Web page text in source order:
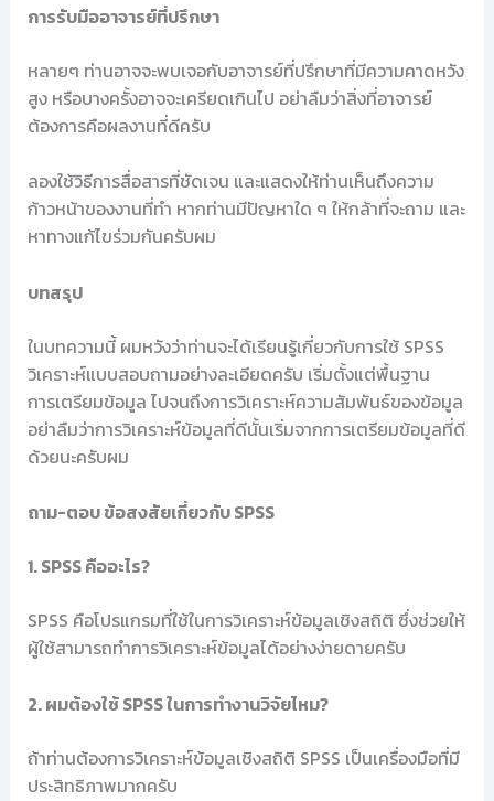
การรับมืออาจารย์ที่ปรึกษา
หลายๆ ท่านอาจจะพบเจอกับอาจารย์ที่ปรึกษาที่มีความคาดหวัง
สูง หรือบางครั้งอาจจะเครียดเกินไป อย่าลืมว่าสิ่งที่อาจารย์
ต้องการคือผลงานที่ดีครับ
ลองใช้วิธีการสื่อสารที่ชัดเจน และแสดงให้ท่านเห็นถึงความ
ก้าวหน้าของงานที่ทำ หากท่านมีปัญหาใด ๆ ให้กล้าที่จะถาม และ
หาทางแก้ไขร่วมกันครับผม
บทสรุป
ในบทความนี้ ผมหวังว่าท่านจะได้เรียนรู้เกี่ยวกับการใช้ SPSS
วิเคราะห์แบบสอบถามอย่างละเอียดครับ เริ่มตั้งแต่พื้นฐาน
การเตรียมข้อมูล ไปจนถึงการวิเคราะห์ความสัมพันธ์ของข้อมูล
อย่าลืมว่าการวิเคราะห์ข้อมูลที่ดีนั้นเริ่มจากการเตรียมข้อมูลที่ดี
ด้วยนะครับผม
ถาม-ตอบ ข้อสงสัยเกี่ยวกับ SPSS
1. SPSS คืออะไร?
SPSS คือโปรแกรมที่ใช้ในการวิเคราะห์ข้อมูลเชิงสถิติ ซึ่งช่วยให้
ผู้ใช้สามารถทำการวิเคราะห์ข้อมูลได้อย่างง่ายดายครับ
2. ผมต้องใช้ SPSS ในการทำงานวิจัยไหม?
ถ้าท่านต้องการวิเคราะห์ข้อมูลเชิงสถิติ SPSS เป็นเครื่องมือที่มี
ประสิทธิภาพมากครับ